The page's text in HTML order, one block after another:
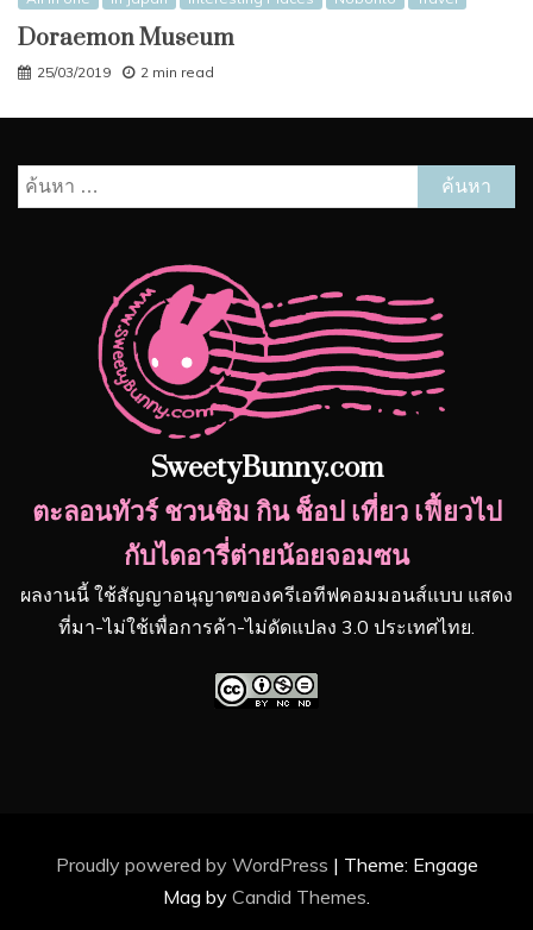
Doraemon Museum
25/03/2019 2 min read
ค้นหา
สำหรับ:
SweetyBunny.com
ตะลอนทัวร์ ชวนชิม กิน ช็อป เที่ยว เฟี้ยวไป
กับไดอารี่ต่ายน้อยจอมซน
ผลงานนี้ ใช้สัญญาอนุญาตของครีเอทีฟคอมมอนส์แบบ แสดง
ที่มา-ไม่ใช้เพื่อการค้า-ไม่ดัดแปลง 3.0 ประเทศไทย.
Proudly powered by WordPress | Theme: Engage
Mag by Candid Themes.